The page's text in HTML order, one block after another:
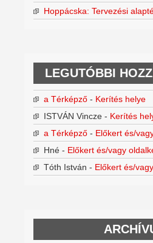
Hoppácska: Tervezési
LEGUTÓBBI
a Térképző - Kerítés helye
ISTVÁN Vincze - Kerítés
a Térképző - Előkert és/
Hné - Előkert és/vagy
Tóth István - Előkert és/